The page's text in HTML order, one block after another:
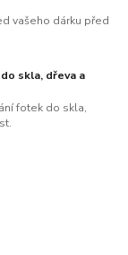
vašeho dárku před
skla, dřeva a
fotek do skla,